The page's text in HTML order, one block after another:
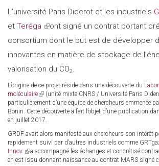
L’université Paris Diderot et les industriels
et Teréga (link
is
external)
ont signé un contrat portant
consortium dont le but est de développer
innovantes en matière de stockage de
valorisation du CO2.
L’origine de ce projet réside dans une découverte du
moléculaire(link
is
external)
(unité mixte CNRS / Université Paris
particulièrement d’une équipe de chercheurs emmenée
Bonin. Cette découverte a fait l’objet d’une publication
en juillet 2017.
GRDF avait alors manifesté aux chercheurs son intérêt
rapidement suivi par d’autres industriels comme
Innov (link
is
a accompagné les échanges et concrétisé
en est issu donnant naissance au contrat MARS signé